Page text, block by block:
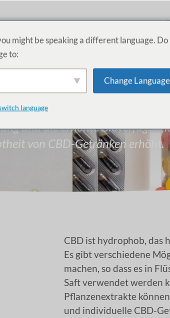
DIENSTLEISTUNGEN AKADEMIE
Getränke
und die erhöhte
von CBD-Getränken erhöht.
CBD ist hydrophob, das
Es gibt verschiedene
machen, so dass es in
Saft verwendet werden
Pflanzenextrakte
und individuelle CBD-
might be speaking a different language. Do
to:
Change Language
language